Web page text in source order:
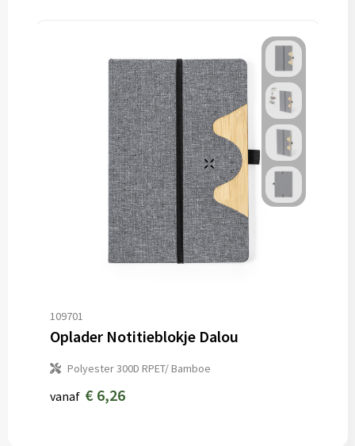
109701
Oplader Notitieblokje Dalou
Polyester 300D RPET/ Bamboe
vanaf € 6,26